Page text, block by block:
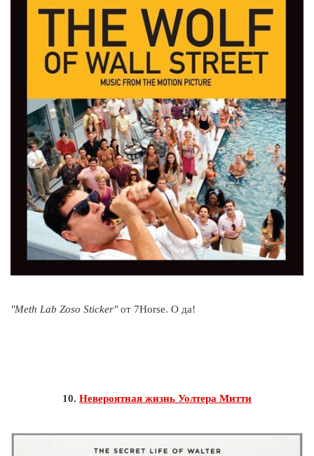
"Meth Lab Zoso Sticker"от 7Horse. О да!
10. Невероятная жизнь Уолтера Митти